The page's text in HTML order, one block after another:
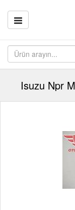
Isuzu Npr